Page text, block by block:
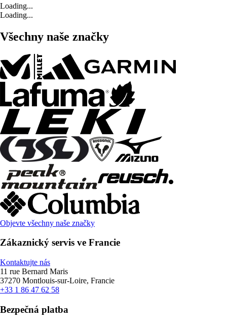
Loading...
Loading...
Všechny naše značky
Objevte všechny naše značky
Zákaznický servis ve Francie
Kontaktujte nás
11 rue Bernard Maris
37270 Montlouis-sur-Loire, Francie
+33 1 86 47 62 58
Bezpečná platba